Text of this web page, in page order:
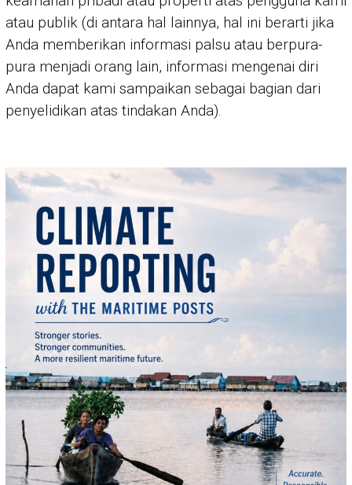
atau publik (di antara hal lainnya, hal ini berarti jika
Anda memberikan informasi palsu atau berpura-
pura menjadi orang lain, informasi mengenai diri
Anda dapat kami sampaikan sebagai bagian dari
penyelidikan atas tindakan Anda).